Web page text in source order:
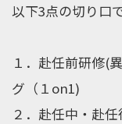
以下3点の切り口
１．赴任前研修(
グ（１on1)
２．赴任中・赴